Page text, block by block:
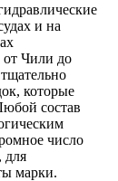
и на
Чили до
которые
состав
число
для
марки.